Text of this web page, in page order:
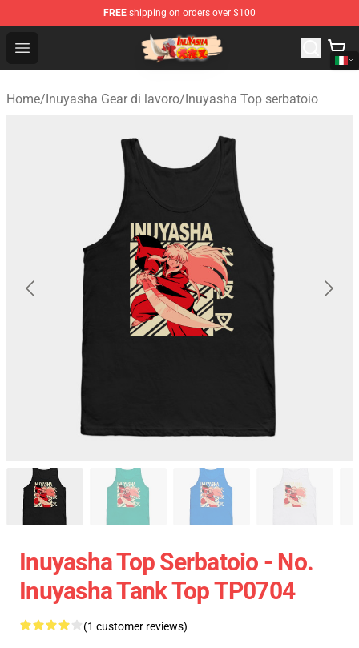
FREE shipping on orders over $100
Open menu
Inuyasha Store - Official Inuyasha Merchandise Shop
Home/Inuyasha Gear di lavoro/Inuyasha Top serbatoio
Inuyasha Top Serbatoio - No.
Inuyasha Tank Top TP0704
(1 customer reviews)